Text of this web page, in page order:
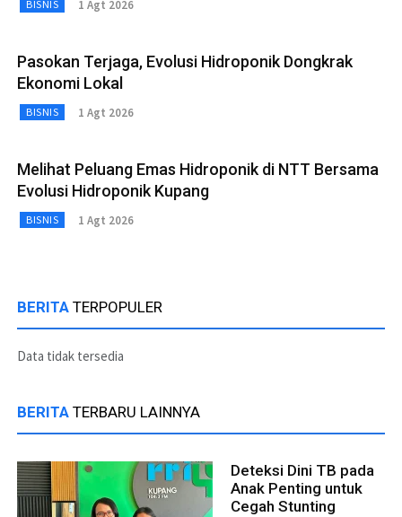
BISNIS 1 Agt 2026
Pasokan Terjaga, Evolusi Hidroponik Dongkrak
Ekonomi Lokal
BISNIS 1 Agt 2026
Melihat Peluang Emas Hidroponik di NTT Bersama
Evolusi Hidroponik Kupang
BISNIS 1 Agt 2026
BERITA TERPOPULER
Data tidak tersedia
BERITA TERBARU LAINNYA
Deteksi Dini TB pada
Anak Penting untuk
Cegah Stunting